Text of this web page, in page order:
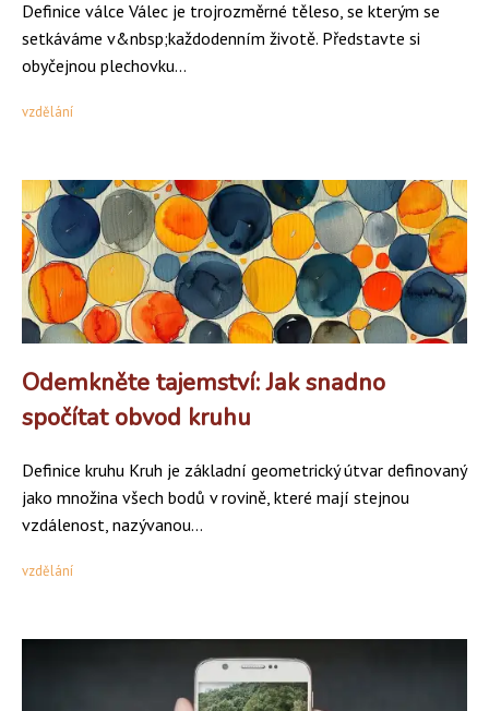
Definice válce Válec je trojrozměrné těleso, se kterým se
setkáváme v&nbsp;každodenním životě. Představte si
obyčejnou plechovku...
vzdělání
Odemkněte tajemství: Jak snadno
spočítat obvod kruhu
Definice kruhu Kruh je základní geometrický útvar definovaný
jako množina všech bodů v rovině, které mají stejnou
vzdálenost, nazývanou...
vzdělání